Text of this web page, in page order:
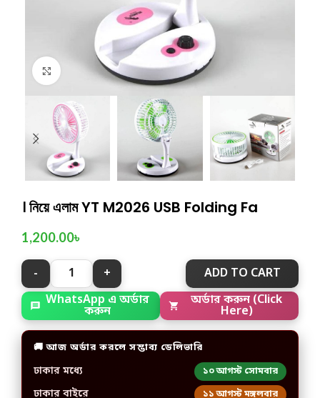
Click to enlarge
। নিয়ে এলাম YT M2026 USB Folding Fa
1,200.00৳
ADD TO CART
WhatsApp এ অর্ডার
করুন
অর্ডার করুন (Click
Here)
🚚 আজ অর্ডার করলে সম্ভাব্য ডেলিভারি
ঢাকার মধ্যে ১০ আগস্ট সোমবার
ঢাকার বাইরে ১১ আগস্ট মঙ্গলবার